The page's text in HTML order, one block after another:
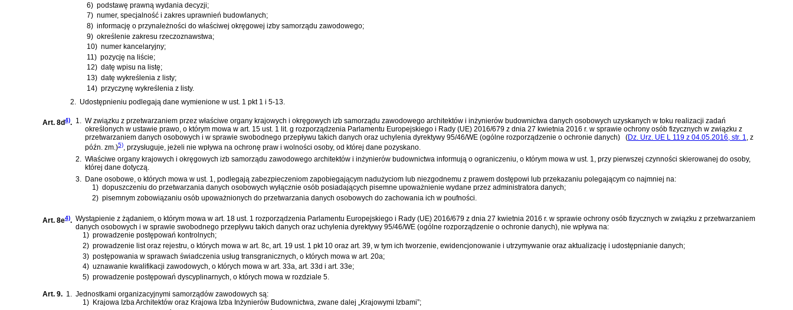
6) podstawę prawną wydania decyzji;
7) numer, specjalność i zakres uprawnień budowlanych;
8) informację o przynależności do właściwej okręgowej izby samorządu zawodowego;
9) określenie zakresu rzeczoznawstwa;
10) numer kancelaryjny;
11) pozycję na liście;
12) datę wpisu na listę;
13) datę wykreślenia z listy;
14) przyczynę wykreślenia z listy.
2. Udostępnieniu podlegają dane wymienione w ust. 1 pkt 1 i 5-13.
Art. 8d4). 1. W związku z przetwarzaniem przez właściwe organy krajowych i okręgowych izb samorządu zawodowego architektów i inżynierów budownictwa danych osobowych uzyskanych w toku realizacji zadań
określonych w ustawie prawo, o którym mowa w art. 15 ust. 1 lit. g rozporządzenia Parlamentu Europejskiego i Rady (UE) 2016/679 z dnia 27 kwietnia 2016 r. w sprawie ochrony osób fizycznych w związku z
przetwarzaniem danych osobowych i w sprawie swobodnego przepływu takich danych oraz uchylenia dyrektywy 95/46/WE (ogólne rozporządzenie o ochronie danych)
(Dz. Urz. UE L 119 z 04.05.2016, str. 1, z
późn. zm.)5), przysługuje, jeżeli nie wpływa na ochronę praw i wolności osoby, od której dane pozyskano.
2. Właściwe organy krajowych i okręgowych izb samorządu zawodowego architektów i inżynierów budownictwa informują o ograniczeniu, o którym mowa w ust. 1, przy pierwszej czynności skierowanej do osoby,
której dane dotyczą.
3. Dane osobowe, o których mowa w ust. 1, podlegają zabezpieczeniom zapobiegającym nadużyciom lub niezgodnemu z prawem dostępowi lub przekazaniu polegającym co najmniej na:
1) dopuszczeniu do przetwarzania danych osobowych wyłącznie osób posiadających pisemne upoważnienie wydane przez administratora danych;
2) pisemnym zobowiązaniu osób upoważnionych do przetwarzania danych osobowych do zachowania ich w poufności.
Art. 8e4). Wystąpienie z żądaniem, o którym mowa w art. 18 ust. 1 rozporządzenia Parlamentu Europejskiego i Rady (UE) 2016/679 z dnia 27 kwietnia 2016 r. w sprawie ochrony osób fizycznych w związku z przetwarzaniem
danych osobowych i w sprawie swobodnego przepływu takich danych oraz uchylenia dyrektywy 95/46/WE (ogólne rozporządzenie o ochronie danych), nie wpływa na:
1) prowadzenie postępowań kontrolnych;
2) prowadzenie list oraz rejestru, o których mowa w art. 8c, art. 19 ust. 1 pkt 10 oraz art. 39, w tym ich tworzenie, ewidencjonowanie i utrzymywanie oraz aktualizację i udostępnianie danych;
3) postępowania w sprawach świadczenia usług transgranicznych, o których mowa w art. 20a;
4) uznawanie kwalifikacji zawodowych, o których mowa w art. 33a, art. 33d i art. 33e;
5) prowadzenie postępowań dyscyplinarnych, o których mowa w rozdziale 5.
Art. 9. 1. Jednostkami organizacyjnymi samorządów zawodowych są:
1) Krajowa Izba Architektów oraz Krajowa Izba Inżynierów Budownictwa, zwane dalej „Krajowymi Izbami”;